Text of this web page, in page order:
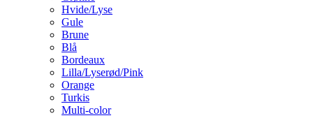
Hvide/Lyse
Gule
Brune
Blå
Bordeaux
Lilla/Lyserød/Pink
Orange
Turkis
Multi-color